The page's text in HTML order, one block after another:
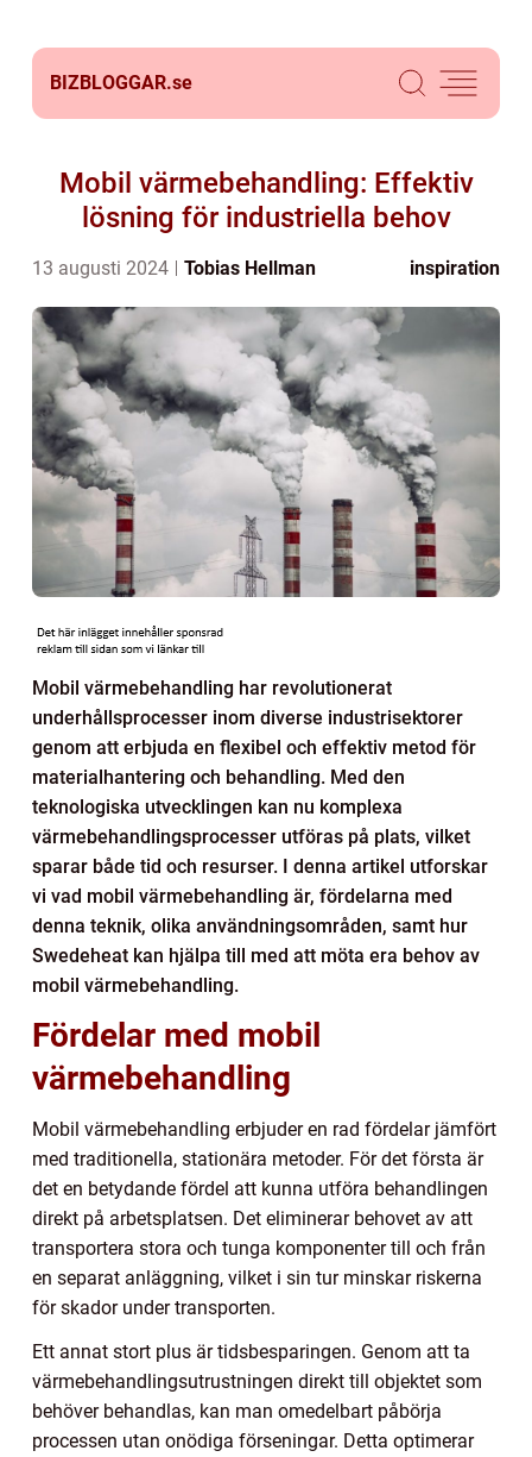
BIZBLOGGAR.se
Mobil värmebehandling: Effektiv
lösning för industriella behov
13 augusti 2024 Tobias Hellman inspiration
Mobil värmebehandling har revolutionerat
underhållsprocesser inom diverse industrisektorer
genom att erbjuda en flexibel och effektiv metod för
materialhantering och behandling. Med den
teknologiska utvecklingen kan nu komplexa
värmebehandlingsprocesser utföras på plats, vilket
sparar både tid och resurser. I denna artikel utforskar
vi vad mobil värmebehandling är, fördelarna med
denna teknik, olika användningsområden, samt hur
Swedeheat kan hjälpa till med att möta era behov av
mobil värmebehandling.
Fördelar med mobil
värmebehandling
Mobil värmebehandling erbjuder en rad fördelar jämfört
med traditionella, stationära metoder. För det första är
det en betydande fördel att kunna utföra behandlingen
direkt på arbetsplatsen. Det eliminerar behovet av att
transportera stora och tunga komponenter till och från
en separat anläggning, vilket i sin tur minskar riskerna
för skador under transporten.
Ett annat stort plus är tidsbesparingen. Genom att ta
värmebehandlingsutrustningen direkt till objektet som
behöver behandlas, kan man omedelbart påbörja
processen utan onödiga förseningar. Detta optimerar